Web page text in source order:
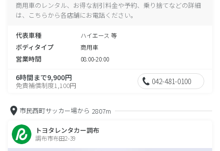
商用車のレンタル、お得な割引料金や予約、乗り捨てなどの詳細
は、こちらから各店舗にお電話ください。
代表車種 ハイエース 等
ボディタイプ 商用車
営業時間 08:00-20:00
6時間まで9,900円
免責補償制度1,100円 042-481-0100
市民西町サッカー場から 2807m
トヨタレンタカー調布
調布市布田2-39